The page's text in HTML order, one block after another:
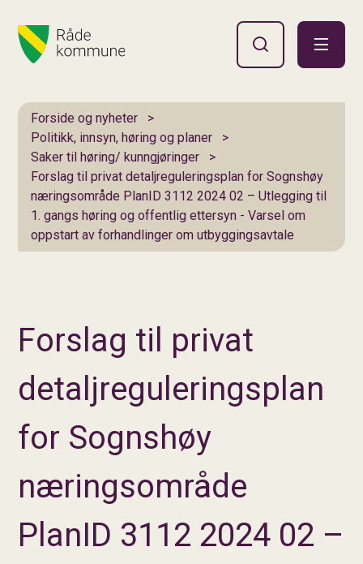
Du er her:
Forside og nyheter
Politikk, innsyn, høring og planer
Saker til høring/ kunngjøringer
Forslag til privat detaljreguleringsplan for Sognshøy
næringsområde PlanID 3112 2024 02 – Utlegging til
1. gangs høring og offentlig ettersyn - Varsel om
oppstart av forhandlinger om utbyggingsavtale
Forslag til privat
detaljreguleringsplan
for Sognshøy
næringsområde
PlanID 3112 2024 02 –